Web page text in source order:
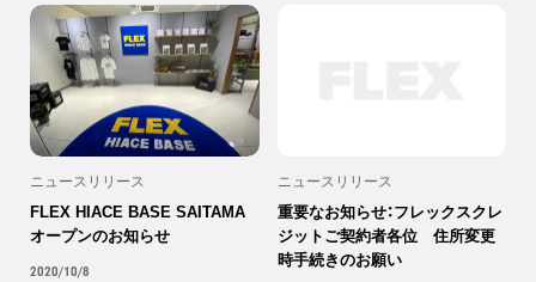
ニュースリリース
FLEX HIACE BASE SAITAMA
オープンのお知らせ
2020/10/8
ニュースリリース
重要なお知らせ：フレックスクレ
ジットご契約者各位 住所変更
時手続きのお願い